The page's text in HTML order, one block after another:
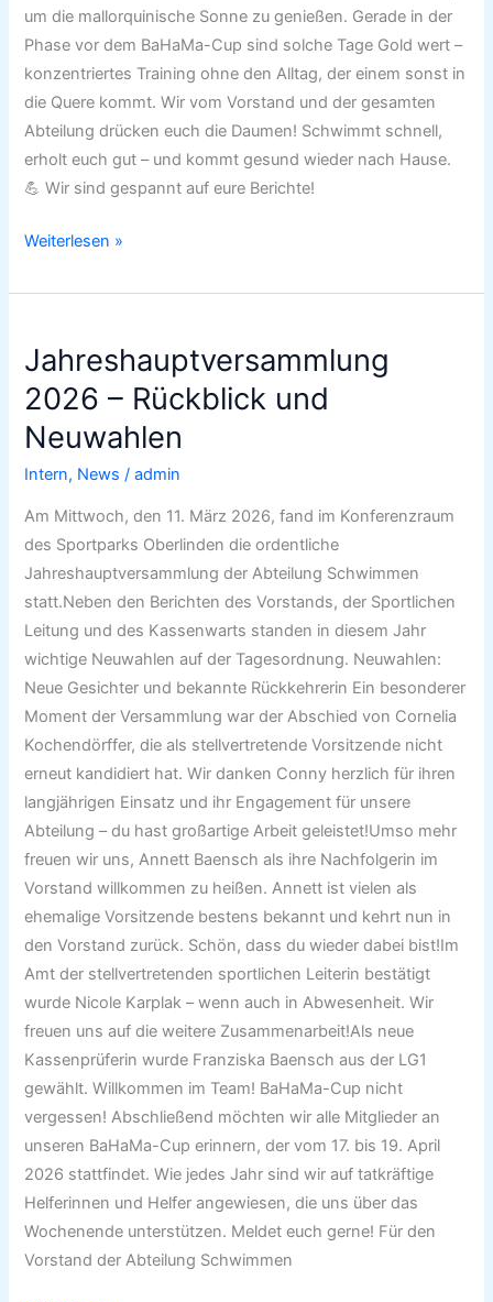
um die mallorquinische Sonne zu genießen. Gerade in der
Phase vor dem BaHaMa-Cup sind solche Tage Gold wert –
konzentriertes Training ohne den Alltag, der einem sonst in
die Quere kommt. Wir vom Vorstand und der gesamten
Abteilung drücken euch die Daumen! Schwimmt schnell,
erholt euch gut – und kommt gesund wieder nach Hause.
💪 Wir sind gespannt auf eure Berichte!
Weiterlesen »
Jahreshauptversammlung
2026 – Rückblick und
Neuwahlen
Intern, News /admin
Am Mittwoch, den 11. März 2026, fand im Konferenzraum
des Sportparks Oberlinden die ordentliche
Jahreshauptversammlung der Abteilung Schwimmen
statt.Neben den Berichten des Vorstands, der Sportlichen
Leitung und des Kassenwarts standen in diesem Jahr
wichtige Neuwahlen auf der Tagesordnung. Neuwahlen:
Neue Gesichter und bekannte Rückkehrerin Ein besonderer
Moment der Versammlung war der Abschied von Cornelia
Kochendörffer, die als stellvertretende Vorsitzende nicht
erneut kandidiert hat. Wir danken Conny herzlich für ihren
langjährigen Einsatz und ihr Engagement für unsere
Abteilung – du hast großartige Arbeit geleistet!Umso mehr
freuen wir uns, Annett Baensch als ihre Nachfolgerin im
Vorstand willkommen zu heißen. Annett ist vielen als
ehemalige Vorsitzende bestens bekannt und kehrt nun in
den Vorstand zurück. Schön, dass du wieder dabei bist!Im
Amt der stellvertretenden sportlichen Leiterin bestätigt
wurde Nicole Karplak – wenn auch in Abwesenheit. Wir
freuen uns auf die weitere Zusammenarbeit!Als neue
Kassenprüferin wurde Franziska Baensch aus der LG1
gewählt. Willkommen im Team! BaHaMa-Cup nicht
vergessen! Abschließend möchten wir alle Mitglieder an
unseren BaHaMa-Cup erinnern, der vom 17. bis 19. April
2026 stattfindet. Wie jedes Jahr sind wir auf tatkräftige
Helferinnen und Helfer angewiesen, die uns über das
Wochenende unterstützen. Meldet euch gerne! Für den
Vorstand der Abteilung Schwimmen
2026
–
Rückblick
und
Neuwahlen